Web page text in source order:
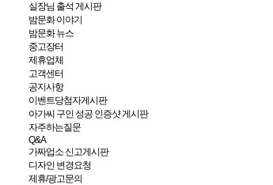
실장님 출석 게시판
밤문화 이야기
밤문화 뉴스
중고장터
제휴업체
고객센터
공지사항
이벤트당첨자게시판
아가씨 구인 성공 인증샷 게시판
자주하는질문
Q&A
가짜업소 신고게시판
디자인 변경요청
제휴/광고문의